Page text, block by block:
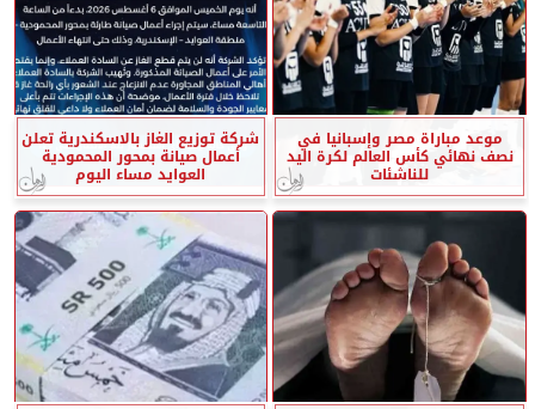
موعد مباراة مصر وإسبانيا في
نصف نهائي كأس العالم لكرة اليد
للناشئات
شركة توزيع الغاز بالاسكندرية تعلن
أعمال صيانة بمحور المحمودية
العوايد مساء اليوم